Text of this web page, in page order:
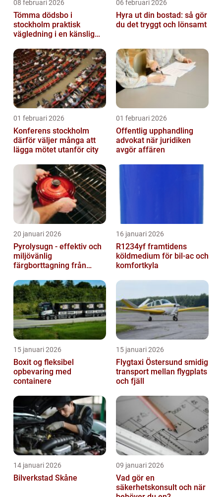
08 februari 2026
Tömma dödsbo i
stockholm praktisk
vägledning i en känslig
06 februari 2026
Hyra ut din bostad: så gör
du det tryggt och lönsamt
01 februari 2026
Konferens stockholm
därför väljer många att
lägga mötet utanför city
01 februari 2026
Offentlig upphandling
advokat när juridiken
avgör affären
20 januari 2026
Pyrolysugn - effektiv och
miljövänlig
färgborttagning från
16 januari 2026
R1234yf framtidens
köldmedium för bil-ac och
komfortkyla
15 januari 2026
Boxit og fleksibel
opbevaring med
containere
15 januari 2026
Flygtaxi Östersund smidig
transport mellan flygplats
och fjäll
14 januari 2026
Bilverkstad Skåne
09 januari 2026
Vad gör en
säkerhetskonsult och när